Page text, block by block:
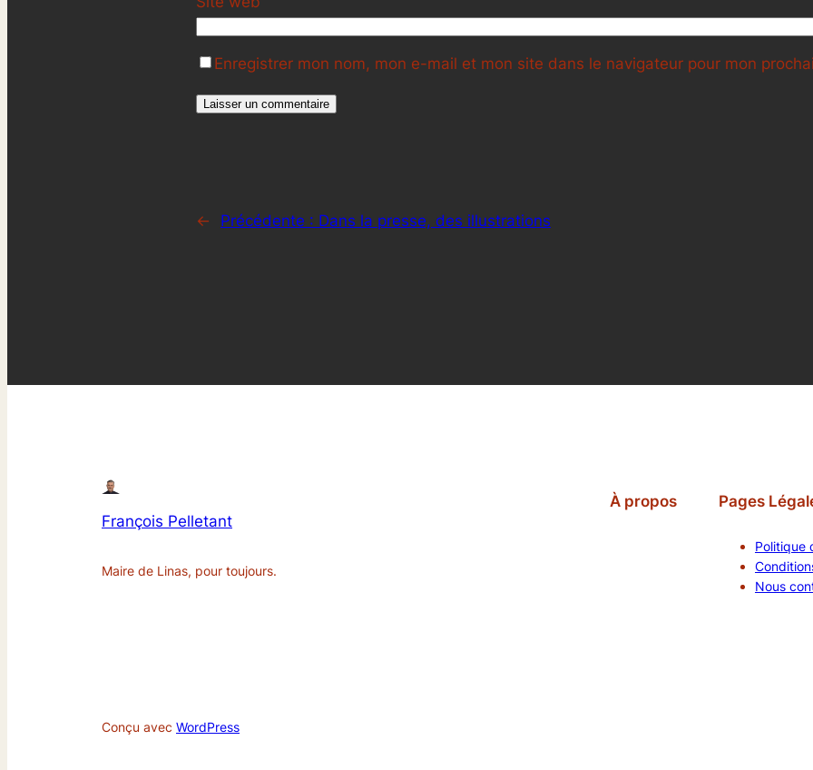
Enregistrer mon nom, mon e-mail et mon site dans le navigateur pour mon
← Précédente : Dans la presse, des illustrations
François Pelletant
Maire de Linas, pour toujours.
À propos Pages
Politique
Nous
Conçu avec WordPress